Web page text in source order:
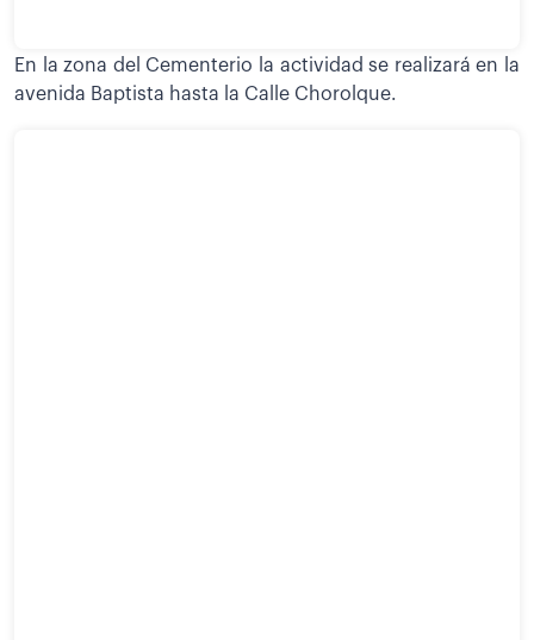
En la zona del Cementerio la actividad se realizará en la
avenida Baptista hasta la Calle Chorolque.